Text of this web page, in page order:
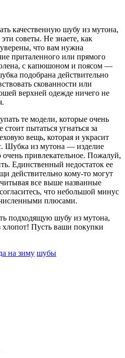
качественную шубу из мутона,
советы. Не знаете, как
что вам нужна
приталенного или прямого
с капюшоном и поясом —
подобрана действительно
скованности или
верхней одежде ничего не
те модели, которые очень
пытаться угнаться за
вещь, которая и украсит
Шубка из мутона — изделие
очень привлекательное. Пожалуй,
Единственный недостаток ее
действительно кому-то могут
все выше названные
что небольшой минус
плюсами.
подходящую шубу из мутона,
хлопот! Пусть ваши покупки
на зиму шубы